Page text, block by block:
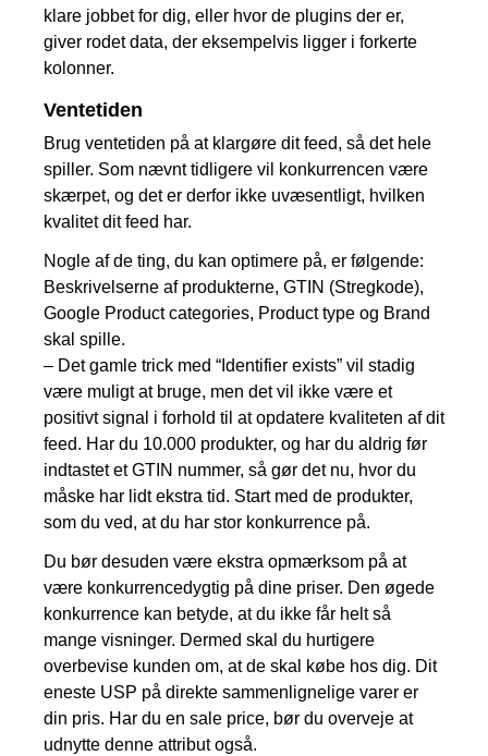
klare jobbet for dig, eller hvor de plugins der er,
giver rodet data, der eksempelvis ligger i forkerte
kolonner.
Ventetiden
Brug ventetiden på at klargøre dit feed, så det hele
spiller. Som nævnt tidligere vil konkurrencen være
skærpet, og det er derfor ikke uvæsentligt, hvilken
kvalitet dit feed har.
Nogle af de ting, du kan optimere på, er følgende:
Beskrivelserne af produkterne, GTIN (Stregkode),
Google Product categories, Product type og Brand
skal spille.
– Det gamle trick med “Identifier exists” vil stadig
være muligt at bruge, men det vil ikke være et
positivt signal i forhold til at opdatere kvaliteten af dit
feed. Har du 10.000 produkter, og har du aldrig før
indtastet et GTIN nummer, så gør det nu, hvor du
måske har lidt ekstra tid. Start med de produkter,
som du ved, at du har stor konkurrence på.
Du bør desuden være ekstra opmærksom på at
være konkurrencedygtig på dine priser. Den øgede
konkurrence kan betyde, at du ikke får helt så
mange visninger. Dermed skal du hurtigere
overbevise kunden om, at de skal købe hos dig. Dit
eneste USP på direkte sammenlignelige varer er
din pris. Har du en sale price, bør du overveje at
udnytte denne attribut også.